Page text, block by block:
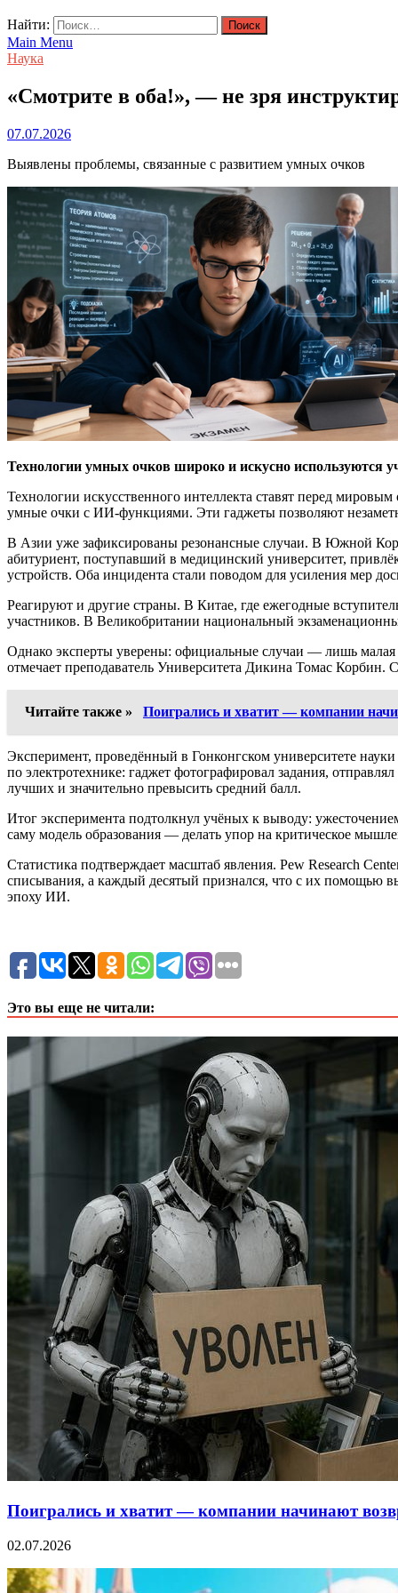
Найти:
Main Menu
Наука
«Смотрите в оба!», — не зря
07.07.2026
Выявлены проблемы, связанные с развитием умных очков
Технологии умных очков широко и искусно используются
Технологии искусственного интеллекта ставят перед
умные очки с ИИ-функциями. Эти гаджеты позволяют
В Азии уже зафиксированы резонансные случаи. В Южной
абитуриент, поступавший в медицинский университет,
устройств. Оба инцидента стали поводом для усиления мер
Реагируют и другие страны. В Китае, где ежегодные
участников. В Великобритании национальный
Однако эксперты уверены: официальные случаи — лишь
отмечает преподаватель Университета Дикина Томас Корбин.
Читайте также » Поигрались и хватит — компании
Эксперимент, проведённый в Гонконгском университете
по электротехнике: гаджет фотографировал задания,
лучших и значительно превысить средний балл.
Итог эксперимента подтолкнул учёных к выводу:
саму модель образования — делать упор на критическое
Статистика подтверждает масштаб явления. Pew Research
списывания, а каждый десятый признался, что с их помощью
эпоху ИИ.
Это вы еще не читали:
Поигрались и хватит — компании начинают
02.07.2026